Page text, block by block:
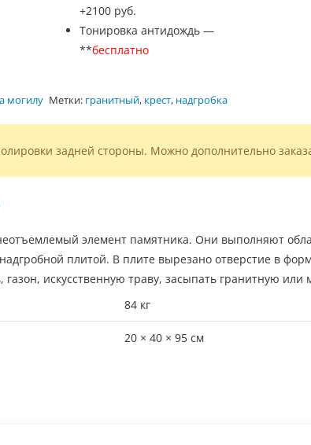
+2100 руб.
Тонировка антидождь —
**бесплатно
могилу Метки: гранитный, крест, надгробка
задней стороны. Можно дополнительно
элемент памятника. Они выполняют
плитой. В плите вырезано отверстие в
газон, искусственную траву, засыпать гранитную
84 кг
20 × 40 × 95 см